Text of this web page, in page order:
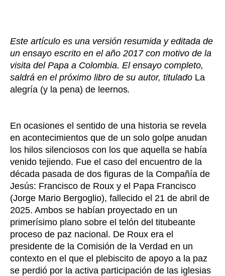
Este artículo es una versión resumida y editada de
un ensayo escrito en el año 2017 con motivo de la
visita del Papa a Colombia. El ensayo completo,
saldrá en el próximo libro de su autor, titulado La
alegría (y la pena) de leernos.
En ocasiones el sentido de una historia se revela
en acontecimientos que de un solo golpe anudan
los hilos silenciosos con los que aquella se había
venido tejiendo. Fue el caso del encuentro de la
década pasada de dos figuras de la Compañía de
Jesús: Francisco de Roux y el Papa Francisco
(Jorge Mario Bergoglio), fallecido el 21 de abril de
2025. Ambos se habían proyectado en un
primerísimo plano sobre el telón del titubeante
proceso de paz nacional. De Roux era el
presidente de la Comisión de la Verdad en un
contexto en el que el plebiscito de apoyo a la paz
se perdió por la activa participación de las iglesias